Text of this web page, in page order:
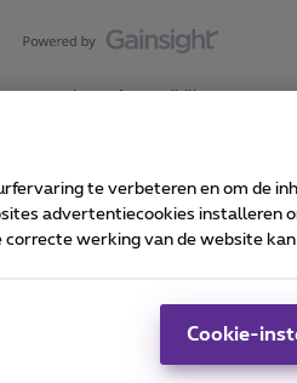
Accessibility
te verbeteren en om de
advertentiecookies installeren
correcte werking van de website
Cookie-